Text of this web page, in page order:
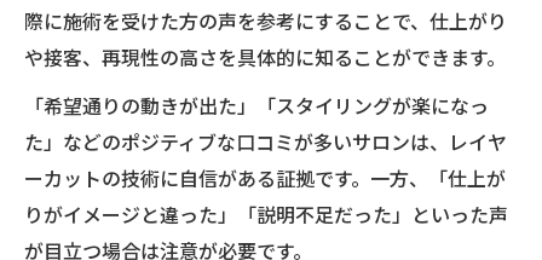
際に施術を受けた方の声を参考にすることで、仕上がり
や接客、再現性の高さを具体的に知ることができます。
「希望通りの動きが出た」「スタイリングが楽になっ
た」などのポジティブな口コミが多いサロンは、レイヤ
ーカットの技術に自信がある証拠です。一方、「仕上が
りがイメージと違った」「説明不足だった」といった声
が目立つ場合は注意が必要です。